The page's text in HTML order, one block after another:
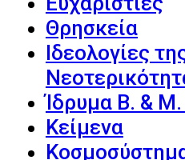
Θρησκεία
Ιδεολογίες
Ίδρυμα Β. &
Κείμενα